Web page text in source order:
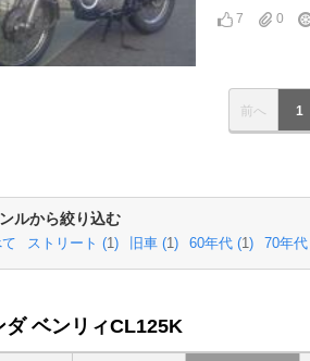
7
0
前へ 1
ルから絞り込む
ストリート (1) 旧車 (1) 60年代 (1) 70年
ダ ベンリィCL125K